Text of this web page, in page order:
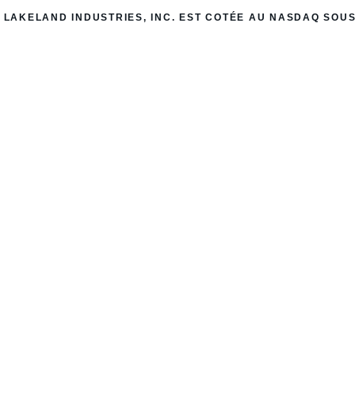
LAKELAND INDUSTRIES, INC. EST COTÉE AU NASDAQ